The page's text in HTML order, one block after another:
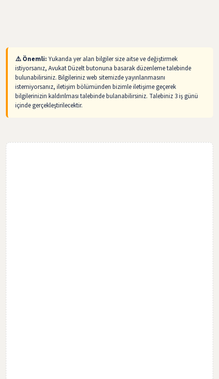
⚠️ Önemli: Yukarıda yer alan bilgiler size aitse ve değiştirmek
istiyorsanız, Avukat Düzelt butonuna basarak düzenleme talebinde
bulunabilirsiniz. Bilgileriniz web sitemizde yayınlanmasını
istemiyorsanız, iletişim bölümünden bizimle iletişime geçerek
bilgilerinizin kaldırılması talebinde bulanabilirsiniz. Talebiniz 3 iş günü
içinde gerçekleştirilecektir.